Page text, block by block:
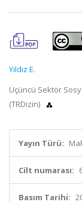
Yıldız E.
Üçüncü Sektör
(TRDizin)
Yayın Türü:
Cilt numarası:
Basım Tarihi: